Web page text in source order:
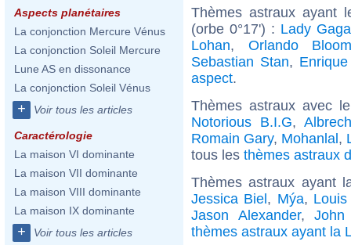
Aspects planétaires
La conjonction Mercure Vénus
La conjonction Soleil Mercure
Lune AS en dissonance
La conjonction Soleil Vénus
+ Voir tous les articles
Caractérologie
La maison VI dominante
La maison VII dominante
La maison VIII dominante
La maison IX dominante
+ Voir tous les articles
Thèmes astraux ayant
(orbe 0°17') : Lady Gaga
Lohan, Orlando Bloom
Sebastian Stan,
aspect.
Thèmes astraux avec
Notorious B.I.G,
Romain Gary, Mohanlal,
tous les thèmes astraux
Thèmes astraux ayant
Jessica Biel, Mýa,
Jason Alexander,John
thèmes astraux ayant la